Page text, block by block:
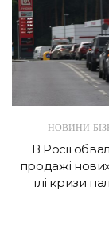
НОВИНИ
В Росії
продажі
тлі кризи